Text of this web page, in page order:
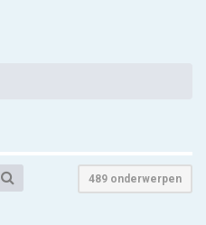
489 onderwerpen